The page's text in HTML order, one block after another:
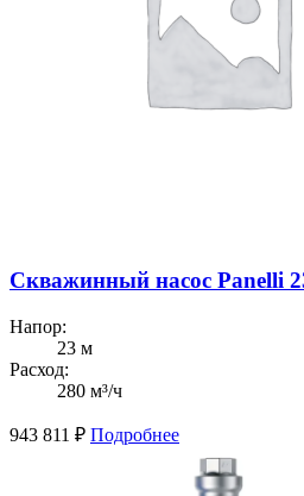
Скважинный насос Panelli
Напор:
23 м
Расход:
280 м³/ч
943 811 ₽ Подробнее